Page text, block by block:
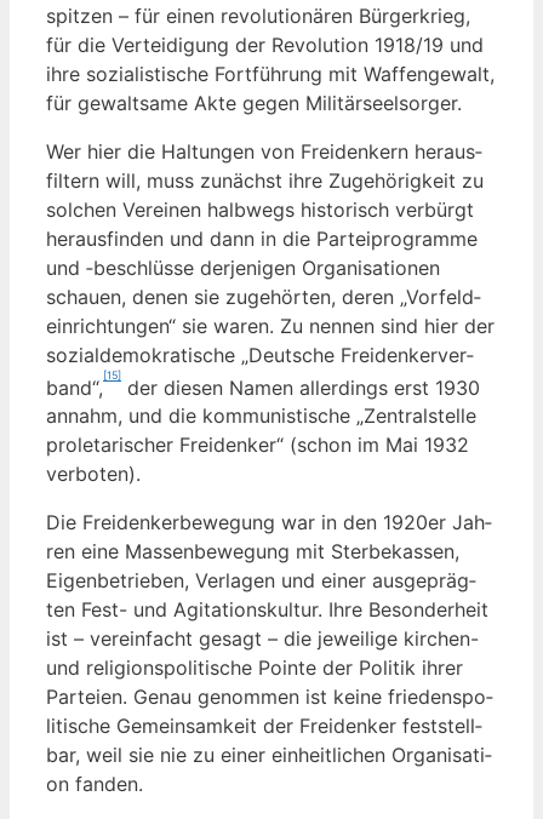
spit­zen – für einen revo­lu­tio­nä­ren Bür­ger­krieg,
für die Ver­tei­di­gung der Revo­lu­ti­on 1918/19 und
ihre sozia­lis­ti­sche Fort­füh­rung mit Waf­fen­ge­walt,
für gewalt­sa­me Akte gegen Militärseelsorger.
Wer hier die Hal­tun­gen von Frei­den­kern her­aus­
fil­tern will, muss zunächst ihre Zuge­hö­rig­keit zu
sol­chen Ver­ei­nen halb­wegs his­to­risch ver­bürgt
her­aus­fin­den und dann in die Par­tei­pro­gram­me
und ‑beschlüs­se der­je­ni­gen Orga­ni­sa­tio­nen
schau­en, denen sie zuge­hör­ten, deren „Vor­feld­
ein­rich­tun­gen“ sie waren. Zu nen­nen sind hier der
sozi­al­de­mo­kra­ti­sche „Deut­sche Frei­den­ker­ver­
band“,
[15]
der die­sen Namen aller­dings erst 1930
annahm, und die kom­mu­nis­ti­sche „Zen­tral­stel­le
pro­le­ta­ri­scher Frei­den­ker“ (schon im Mai 1932
verboten).
Die Frei­den­ker­be­we­gung war in den 1920er Jah­
ren eine Mas­sen­be­we­gung mit Ster­be­kas­sen,
Eigen­be­trie­ben, Ver­la­gen und einer aus­ge­präg­
ten Fest- und Agi­ta­ti­ons­kul­tur. Ihre Beson­der­heit
ist – ver­ein­facht gesagt – die jewei­li­ge kir­chen-
und reli­gi­ons­po­li­ti­sche Poin­te der Poli­tik ihrer
Par­tei­en. Genau genom­men ist kei­ne frie­dens­po­
li­ti­sche Gemein­sam­keit der Frei­den­ker fest­stell­
bar, weil sie nie zu einer ein­heit­li­chen Orga­ni­sa­ti­
on fanden.